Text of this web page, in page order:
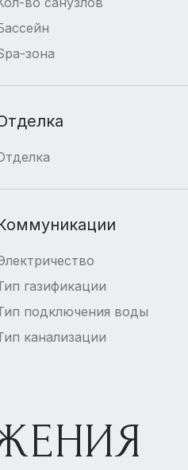
зона
газификации
подключения воды
канализации